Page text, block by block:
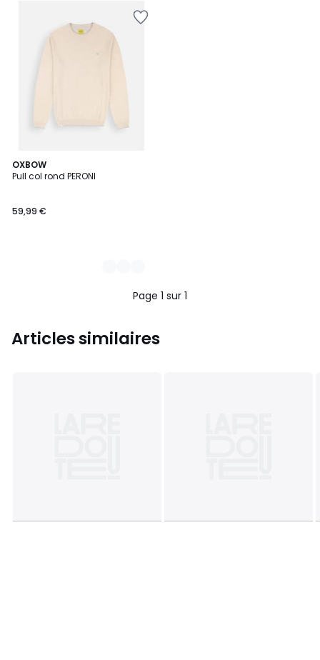
OXBOW
Pull col rond PERONI
59,99 €
2
Couleurs
Page 1 sur 1
Articles similaires